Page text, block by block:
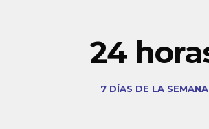
24
7 DÍAS DE LA SEMANA